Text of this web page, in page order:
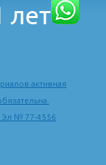
лет
активная
Эл № 77-4556